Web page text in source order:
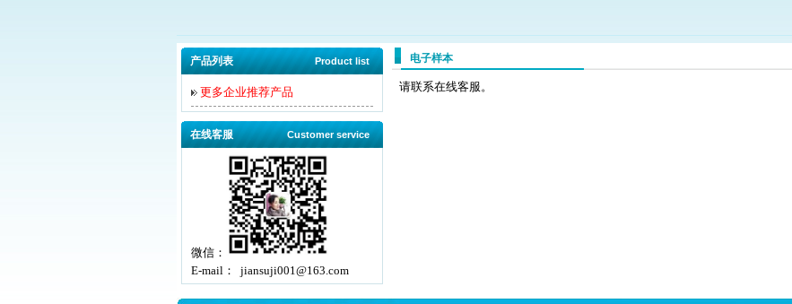
Product list
产品列表
更多企业推荐产品
Customer service
在线客服
微信：
E-mail： jiansuji001@163.com
电子样本
请联系在线客服。